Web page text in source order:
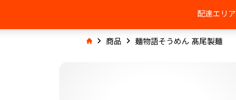
配達エリア
商品 麺物語そうめん 髙尾製麺